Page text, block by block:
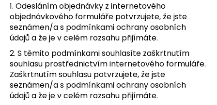
1. Odesláním objednávky z internetového
objednávkového formuláře potvrzujete, že jste
seznámen/a s podmínkami ochrany osobních
údajů a že je v celém rozsahu přijímáte.
2. S těmito podmínkami souhlasíte zaškrtnutím
souhlasu prostřednictvím internetového formuláře.
Zaškrtnutím souhlasu potvrzujete, že jste
seznámen/a s podmínkami ochrany osobních
údajů a že je v celém rozsahu přijímáte.